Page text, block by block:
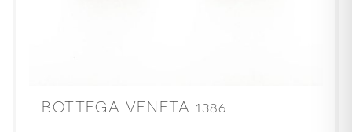
BOTTEGA VENETA 1386